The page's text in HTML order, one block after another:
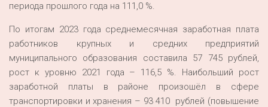
периода прошлого года на 111,0 %.
По итогам 2023 года среднемесячная заработная плата
работников крупных и средних предприятий
муниципального образования составила 57 745 рублей,
рост к уровню 2021 года – 116,5 %. Наибольший рост
заработной платы в районе произошёл в сфере
транспортировки и хранения – 93 410 рублей (повышение